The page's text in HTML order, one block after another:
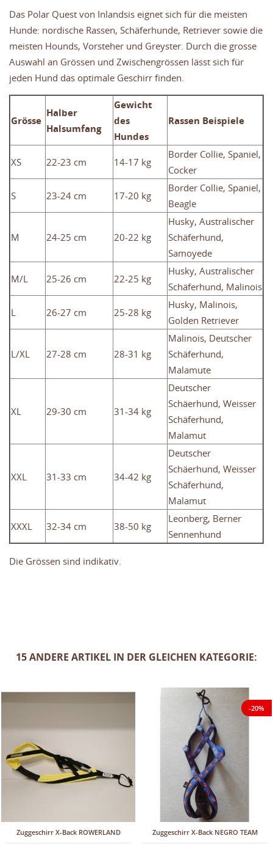
Das Polar Quest von Inlandsis eignet sich für die meisten
Hunde: nordische Rassen, Schäferhunde, Retriever sowie die
meisten Hounds, Vorsteher und Greyster. Durch die grosse
Auswahl an Grössen und Zwischengrössen lässt sich für
jeden Hund das optimale Geschirr finden.
Grösse
Halber
Halsumfang
Gewicht
des
Hundes
Rassen Beispiele
XS 22-23 cm 14-17 kg
Border Collie, Spaniel,
Cocker
S 23-24 cm 17-20 kg
Border Collie, Spaniel,
Beagle
M 24-25 cm 20-22 kg
Husky, Australischer
Schäferhund,
Samoyede
M/L 25-26 cm 22-25 kg
Husky, Australischer
Schäferhund, Malinois
L 26-27 cm 25-28 kg
Husky, Malinois,
Golden Retriever
L/XL 27-28 cm 28-31 kg
Malinois, Deutscher
Schäferhund,
Malamute
XL 29-30 cm 31-34 kg
Deutscher
Schäerhund, Weisser
Schäferhund,
Malamut
XXL 31-33 cm 34-42 kg
Deutscher
Schäerhund, Weisser
Schäferhund,
Malamut
XXXL 32-34 cm 38-50 kg
Leonberg, Berner
Sennenhund
Die Grössen sind indikativ.
15 ANDERE ARTIKEL IN DER GLEICHEN KATEGORIE:
Zuggeschirr X-Back ROWERLAND
-20%
Zuggeschirr X-Back NEGRO TEAM